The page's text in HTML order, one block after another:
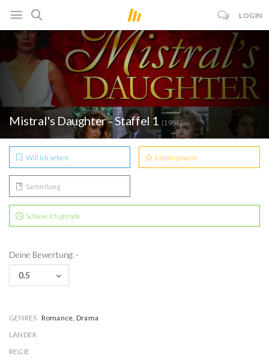
LOGIN
Mistral's Daughter - Staffel 1 (1984)
Will ich sehen Lieblingsserie
Sammlung
Schaue ich gerade
Deine Bewertung: -
0.5
GENRES Romance, Drama
LÄNDER
REGIE